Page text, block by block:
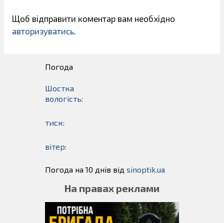
Щоб відправити коментар вам необхідно
авторизуватись.
Погода
Шостка
вологість:
тиск:
вітер:
Погода на 10 днів від sinoptik.ua
На правах реклами